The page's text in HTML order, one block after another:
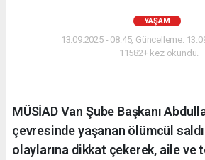
YAŞAM
13.09.2025 - 08:45, Güncelleme:
11582+ kez okundu.
MÜSİAD Van Şube Başkanı
çevresinde yaşanan ölümcül
olaylarına dikkat çekerek, aile ve